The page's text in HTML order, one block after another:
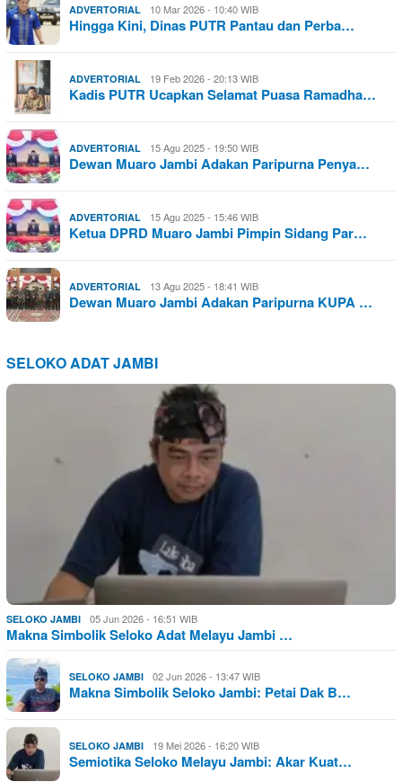
ADVERTORIAL 10 Mar 2026 - 10:40 WIB
Hingga Kini, Dinas PUTR Pantau dan Perba…
ADVERTORIAL 19 Feb 2026 - 20:13 WIB
Kadis PUTR Ucapkan Selamat Puasa Ramadha…
ADVERTORIAL 15 Agu 2025 - 19:50 WIB
Dewan Muaro Jambi Adakan Paripurna Penya…
ADVERTORIAL 15 Agu 2025 - 15:46 WIB
Ketua DPRD Muaro Jambi Pimpin Sidang Par…
ADVERTORIAL 13 Agu 2025 - 18:41 WIB
Dewan Muaro Jambi Adakan Paripurna KUPA …
SELOKO ADAT JAMBI
SELOKO JAMBI 05 Jun 2026 - 16:51 WIB
Makna Simbolik Seloko Adat Melayu Jambi …
SELOKO JAMBI 02 Jun 2026 - 13:47 WIB
Makna Simbolik Seloko Jambi: Petai Dak B…
SELOKO JAMBI 19 Mei 2026 - 16:20 WIB
Semiotika Seloko Melayu Jambi: Akar Kuat…